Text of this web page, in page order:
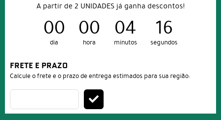
A partir de 2 UNIDADES já ganha descontos!
00
dia
00
hora
04
minutos
16
segundos
FRETE E PRAZO
Calcule o frete e o prazo de entrega estimados para sua região: